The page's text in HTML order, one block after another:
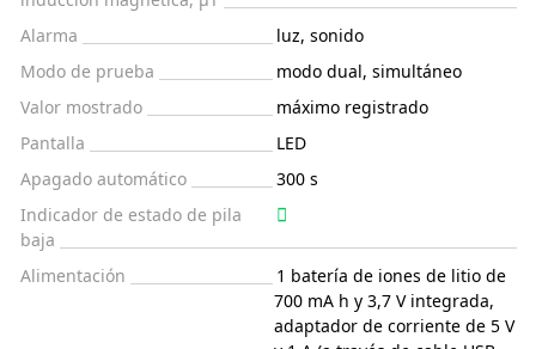
Alarma
luz, sonido
Modo de prueba
modo dual, simultáneo
Valor mostrado
máximo registrado
Pantalla
LED
Apagado automático
300 s
Indicador de estado de pila
baja
Alimentación
1 batería de iones de litio de
700 mA h y 3,7 V integrada,
adaptador de corriente de 5 V